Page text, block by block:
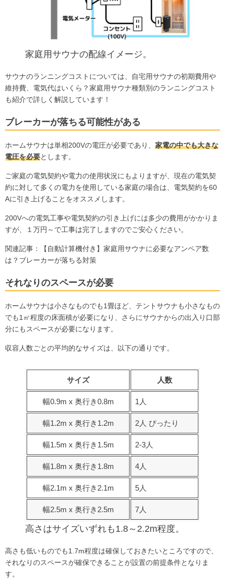
家庭用サウナの配線イメージ。
サウナのランニングコストについては、
自宅用サウナの初期費用や
維持費、電気代はいくら？家庭用サウナ種類別のランニングコスト
も紹介で詳しく解説しています！
ブレーカーが落ちる可能性がある
ホームサウナは単相200Vの電圧が必要であり、 家電の中でも大きな
電圧を必要とします。
ご家庭の電気契約や電力の使用状況にもよりますが、現在の電気契
約に対して多くの電力を使用している家庭の場合は、電気契約を60
Aに引き上げることをオススメします。
200Vへの電気工事や電気契約の引き上げには多少の費用がかかりま
すが、１万円～で工事は完了しますのでご安心ください。
関連記事：
【自動計算機付き】家庭用サウナに必要なアンペア数
は？ブレーカーが落ちる対策
それなりのスペースが必要
ホームサウナは小さなものでも1畳ほど、テントサウナも小さなもの
でも1㎡程度の床面積が必要になり、さらにサウナからの出入り口部
分にもスペースが必要になります。
収容人数ごとの平均的なサイズは、以下の通りです。
サイズ 人数
幅0.9m x 奥行き0.8m 1人
幅1.2m x 奥行き1.2m 2人 ぴったり
幅1.5m x 奥行き1.5m 2-3人
幅1.8m x 奥行き1.8m 4人
幅2.1m x 奥行き2.1m 5人
幅2.5m x 奥行き2.5m 7人
高さはサイズいずれも1.8～2.2m程度。
高さも低いものでも1.7m程度は確保しておきたいところですので、
それなりのスペースが確保できることが設置の前提条件となりま
す。